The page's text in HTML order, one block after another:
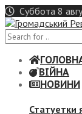
Skip
to
content
Суббота 8
ВІЙНА
НОВИНИ
Статуетки